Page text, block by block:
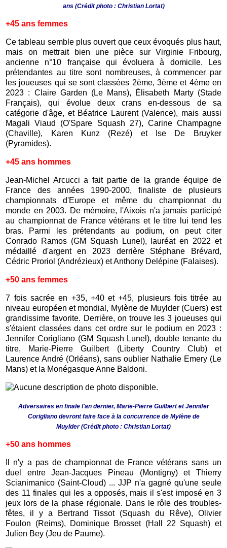
ans (Crédit photo : Christian Lortat)
+45 ans femmes
Ce tableau semble plus ouvert que ceux évoqués plus haut,
mais on mettrait bien une pièce sur Virginie Fribourg,
ancienne n°10 française qui évoluera à domicile. Les
prétendantes au titre sont nombreuses, à commencer par
les joueuses qui se sont classées 2ème, 3ème et 4ème en
2023 : Claire Garden (Le Mans), Élisabeth Marty (Stade
Français), qui évolue deux crans en-dessous de sa
catégorie d'âge, et Béatrice Laurent (Valence), mais aussi
Magali Viaud (O'Spare Squash 27), Carine Champagne
(Chaville),
Karen Kunz (Rezé) et Ise De Bruyker
(Pyramides).
+45 ans hommes
Jean-Michel Arcucci a fait partie de la grande équipe de
France des années 1990-2000, finaliste de plusieurs
championnats d'Europe et même du championnat du
monde en 2003. De mémoire, l'Aixois n'a jamais participé
au championnat de France vétérans et le titre lui tend les
bras. Parmi les prétendants au podium, on peut citer
Conrado Ramos (GM Squash Lunel), lauréat en 2022 et
médaillé d'argent en 2023 derrière Stéphane Brévard,
Cédric Proriol (Andrézieux) et Anthony Delépine (Falaises).
+50 ans femmes
7 fois sacrée en +35, +40 et +45, plusieurs fois titrée au
niveau européen et mondial, Mylène de Muylder (Cuers) est
grandissime favorite. Derrière, on trouve les 3 joueuses qui
s'étaient classées dans cet ordre sur le podium en 2023 :
Jennifer Corigliano (GM Squash Lunel), double tenante du
titre, Marie-Pierre Guilbert (Liberty Country Club) et
Laurence André (Orléans), sans oublier Nathalie Emery (Le
Mans) et la Monégasque Anne Baldoni.
Adversaires en finale l'an dernier, Marie-Pierre Guilbert et Jennifer
Corigliano devront faire face à la concurrence de Mylène de
Muylder(Crédit photo : Christian Lortat)
+50 ans hommes
Il n'y a pas de championnat de France vétérans sans un
duel entre Jean-Jacques Pineau (Montigny) et Thierry
Scianimanico (Saint-Cloud) ... JJP n'a gagné qu'une seule
des 11 finales qui les a opposés, mais il s'est imposé en 3
jeux lors de la phase régionale. Dans le rôle des troubles-
fêtes, il y a Bertrand Tissot (Squash du Rêve), Olivier
Foulon (Reims), Dominique Brosset (Hall 22 Squash) et
Julien Bey (Jeu de Paume).